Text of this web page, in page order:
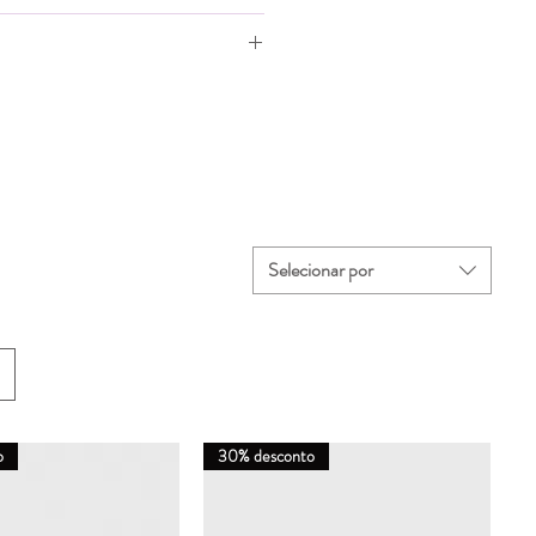
Comp. ideal
15,8-16,2
Selecionar por
30% desconto